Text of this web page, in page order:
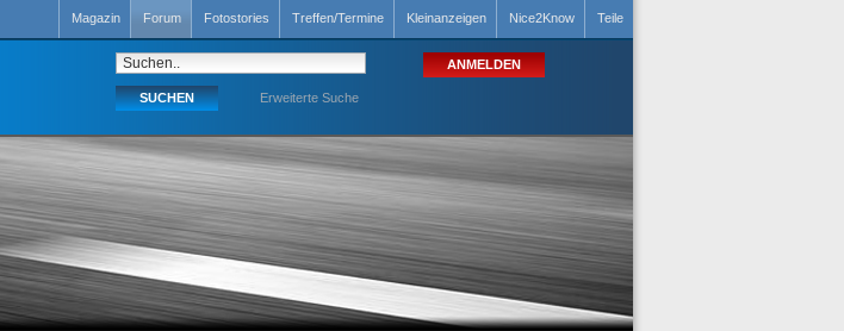
Magazin Forum Fotostories Treffen/Termine Kleinanzeigen Nice2Know Teile
Erweiterte Suche